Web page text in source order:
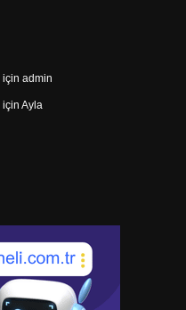
için admin
için Ayla